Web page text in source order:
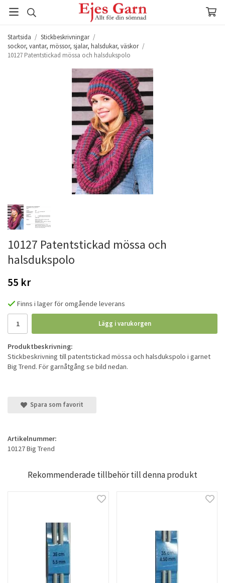
Startsida / Stickbeskrivningar /
sockor, vantar, mössor, sjalar, halsdukar, väskor /
10127 Patentstickad mössa och halsdukspolo
10127 Patentstickad mössa och
halsdukspolo
55 kr
Finns i lager för omgående leverans
Lägg i varukorgen
Produktbeskrivning:
Stickbeskrivning till patentstickad mössa och halsdukspolo i garnet
Big Trend. För garnåtgång se bild nedan.
Spara som favorit
Artikelnummer:
10127 Big Trend
Rekommenderade tillbehör till denna produkt